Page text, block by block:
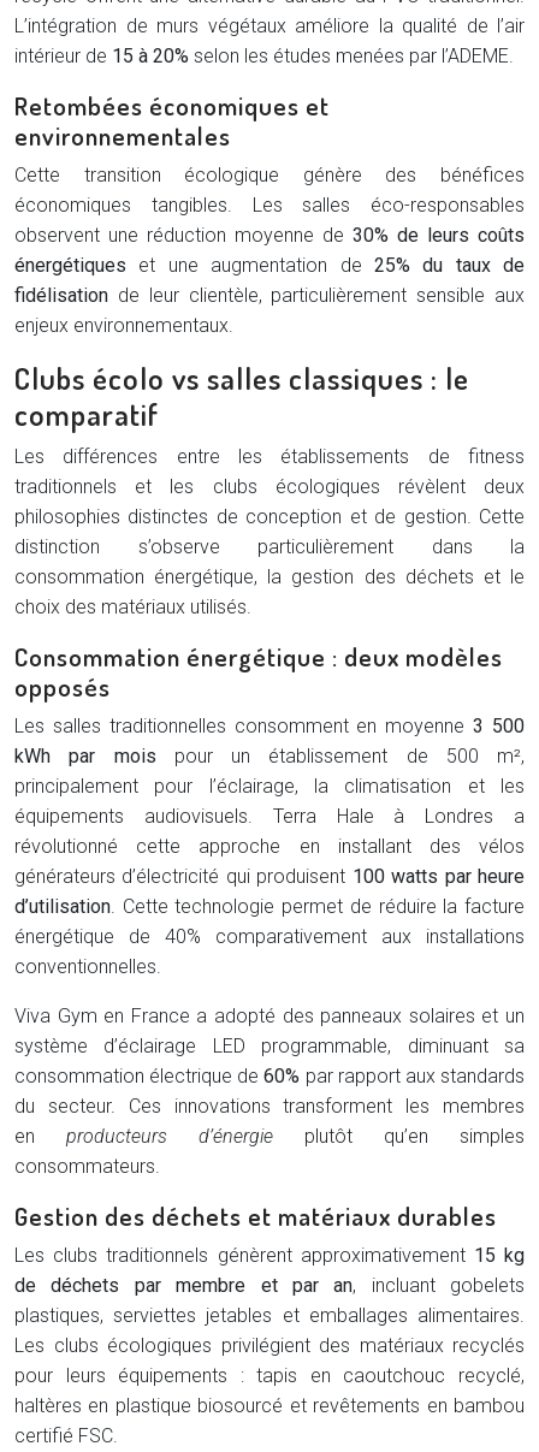
L’intégration de murs végétaux améliore la qualité de l’air
intérieur de 15 à 20% selon les études menées par l’ADEME.
Retombées économiques et
environnementales
Cette transition écologique génère des bénéfices
économiques tangibles. Les salles éco-responsables
observent une réduction moyenne de 30% de leurs coûts
énergétiques et une augmentation de 25% du taux de
fidélisation de leur clientèle, particulièrement sensible aux
enjeux environnementaux.
Clubs écolo vs salles classiques : le
comparatif
Les différences entre les établissements de fitness
traditionnels et les clubs écologiques révèlent deux
philosophies distinctes de conception et de gestion. Cette
distinction s’observe particulièrement dans la
consommation énergétique, la gestion des déchets et le
choix des matériaux utilisés.
Consommation énergétique : deux modèles
opposés
Les salles traditionnelles consomment en moyenne3 500
kWh par mois pour un établissement de 500 m²,
principalement pour l’éclairage, la climatisation et les
équipements audiovisuels. Terra Hale à Londres a
révolutionné cette approche en installant des vélos
générateurs d’électricité qui produisent 100 watts par heure
d’utilisation. Cette technologie permet de réduire la facture
énergétique de 40% comparativement aux installations
conventionnelles.
Viva Gym en France a adopté des panneaux solaires et un
système d’éclairage LED programmable, diminuant sa
consommation électrique de60% par rapport aux standards
du secteur. Ces innovations transforment les membres
en producteurs d’énergie plutôt qu’en simples
consommateurs.
Gestion des déchets et matériaux durables
Les clubs traditionnels génèrent approximativement 15 kg
de déchets par membre et par an, incluant gobelets
plastiques, serviettes jetables et emballages alimentaires.
Les clubs écologiques privilégient des matériaux recyclés
pour leurs équipements : tapis en caoutchouc recyclé,
haltères en plastique biosourcé et revêtements en bambou
certifié FSC.